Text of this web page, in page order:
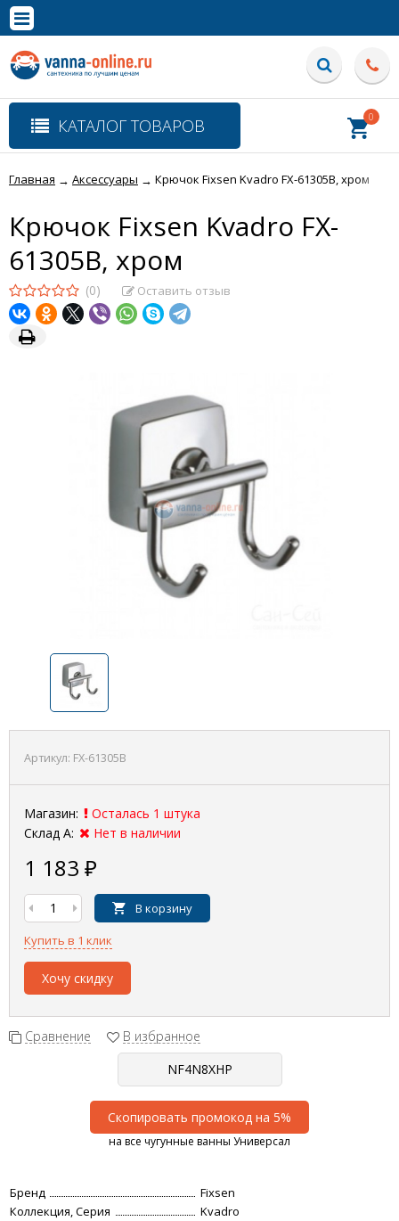
Полная версия сайта
КАТАЛОГ ТОВАРОВ 0
Главная → Аксессуары → Крючок Fixsen Kvadro FX-61305B, хром
Крючок Fixsen Kvadro FX-
61305B, хром
(0) Оставить отзыв
Артикул: FX-61305B
Магазин:
Осталась 1 штука
Склад А:
Нет в наличии
1 183 ₽
В корзину
Купить в 1 клик
Хочу скидку
Сравнение В избранное
Скопировать промокод на 5%
на все чугунные ванны Универсал
Бренд
Fixsen
Коллекция, Серия
Kvadro